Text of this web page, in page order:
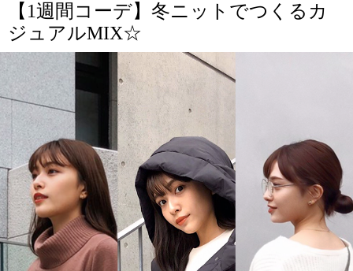
【1週間コーデ】冬ニットでつくるカ
ジュアルMIX☆